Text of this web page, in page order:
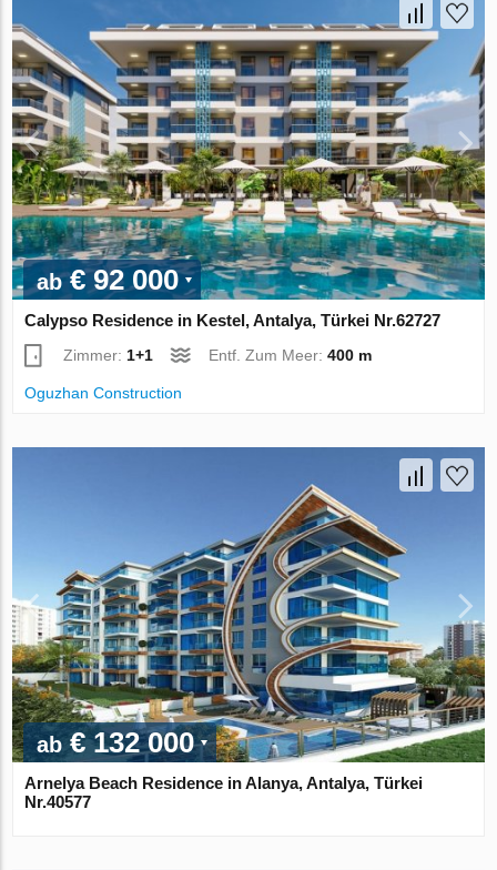
ab€ 92 000
Calypso Residence in Kestel, Antalya, Türkei Nr.62727
Zimmer: 1+1 Entf. Zum Meer:400 m
Oguzhan Construction
ab€ 132 000
Arnelya Beach Residence in Alanya, Antalya, Türkei
Nr.40577